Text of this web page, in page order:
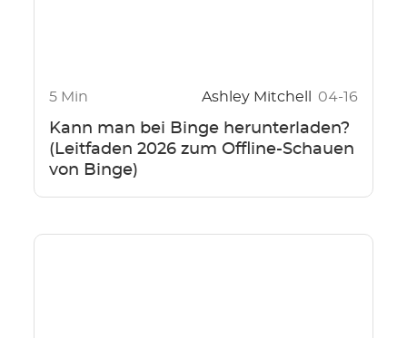
5 Min Ashley Mitchell 04-16
Kann man bei Binge herunterladen?
(Leitfaden 2026 zum Offline-Schauen
von Binge)